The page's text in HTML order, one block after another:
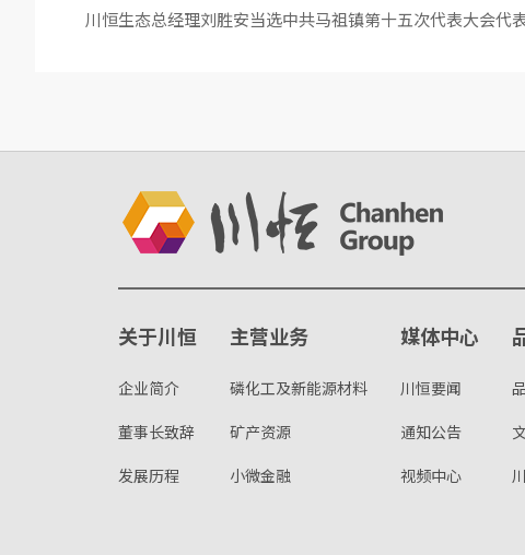
川恒生态总经理刘胜安当选中共马祖镇第十五次代表大会代
关于川恒
企业简介
董事长致辞
发展历程
主营业务
磷化工及新能源材料
矿产资源
小微金融
媒体中心
川恒要闻
通知公告
视频中心